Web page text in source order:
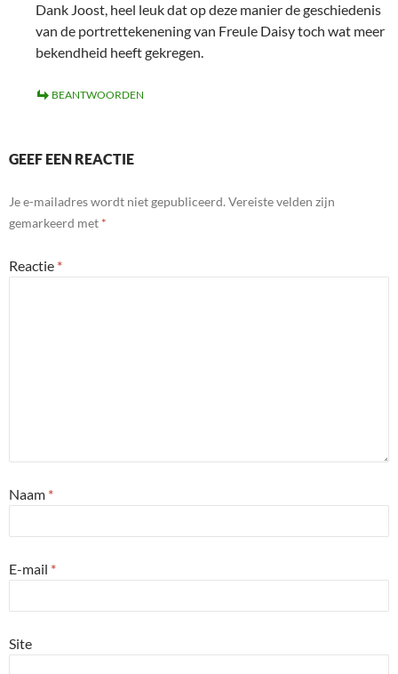
Dank Joost, heel leuk dat op deze manier de geschiedenis
van de portrettekenening van Freule Daisy toch wat meer
bekendheid heeft gekregen.
BEANTWOORDEN
GEEF EEN REACTIE
Je e-mailadres wordt niet gepubliceerd. Vereiste velden zijn
gemarkeerd met *
Reactie *
Naam *
E-mail *
Site